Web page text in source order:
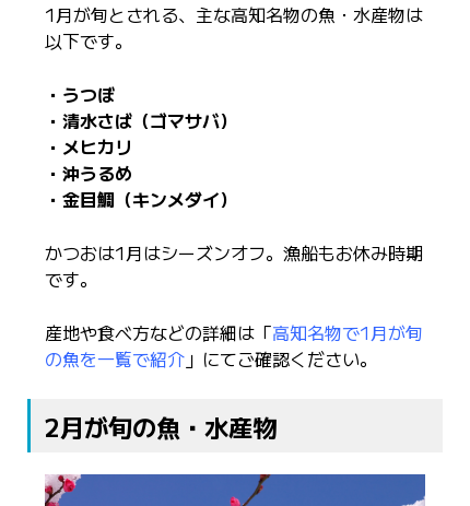
1月が旬とされる、主な高知名物の魚・水産物は
以下です。
・うつぼ
・清水さば（ゴマサバ）
・メヒカリ
・沖うるめ
・金目鯛（キンメダイ）
かつおは1月はシーズンオフ。漁船もお休み時期
です。
産地や食べ方などの詳細は「高知名物で1月が旬
の魚を一覧で紹介 」にてご確認ください。
2月が旬の魚・水産物